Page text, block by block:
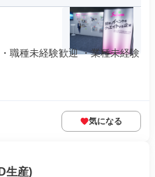
職種未経験歓迎 ・業種未経験
気になる
生産)